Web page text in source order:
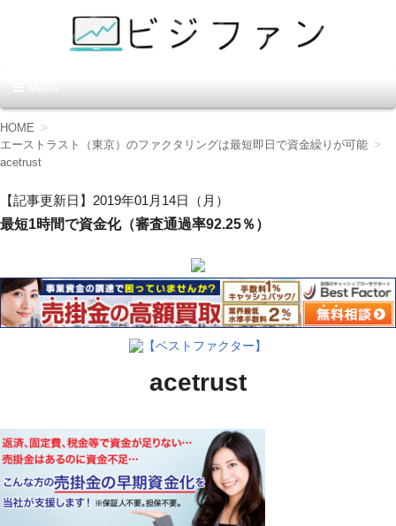
ン】
コ
ン
テ
ツ
へ
移
HOME
エーストラスト（東京）のファクタリングは最短即日で資金繰りが可能
acetrust
【記事更新日】2019年01月14日（月）
最短1時間で資金化（審査通過率92.25％）
【ベストファクター】
acetrust